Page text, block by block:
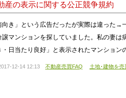
産の表示に関する公正競争規約
向き」という広告だったが実際は違った
譲マンションを探していました。私の妻
・日当たり良好」と表示されたマンショ
12-14 12:13 不動産売買FAQ 土地･建物を